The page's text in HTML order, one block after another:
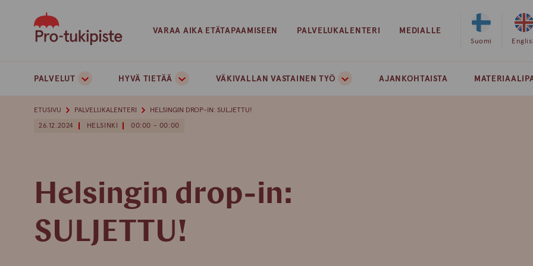
VARAA AIKA ETÄTAPAAMISEEN PALVELUKALENTERI MEDIALLE
Valitse
Suomi
PALVELUT HYVÄ TIETÄÄ VÄKIVALLAN VASTAINEN TYÖ AJANKOHTAISTA
ETUSIVU PALVELUKALENTERI HELSINGIN DROP-IN: SULJETTU!
26.12.2024 HELSINKI 00:00 - 00:00
Helsingin drop-in:
SULJETTU!